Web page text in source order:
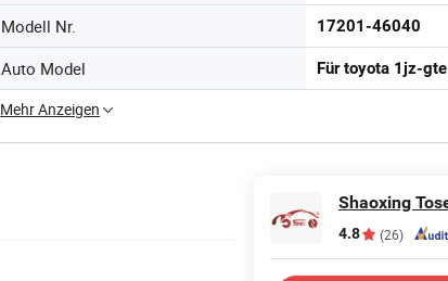
Modell Nr. 17201-46040
Auto Model Für toyota 1jz-gte
Mehr Anzeigen
4.8 (26)